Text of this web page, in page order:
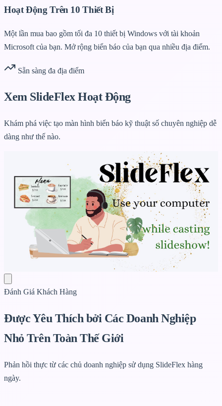
Hoạt Động Trên 10 Thiết Bị
Một lần mua bao gồm tối đa 10 thiết bị Windows với tài khoản
Microsoft của bạn. Mở rộng biển báo của bạn qua nhiều địa điểm.
Sẵn sàng đa địa điểm
Xem SlideFlex Hoạt Động
Khám phá việc tạo màn hình biển báo kỹ thuật số chuyên nghiệp dễ
dàng như thế nào.
Đánh Giá Khách Hàng
Được Yêu Thích bởi Các Doanh Nghiệp
Nhỏ Trên Toàn Thế Giới
Phản hồi thực từ các chủ doanh nghiệp sử dụng SlideFlex hàng
ngày.